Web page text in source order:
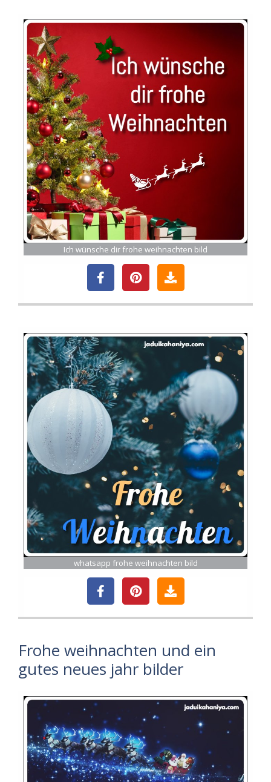
Ich wünsche dir frohe weihnachten bild
whatsapp frohe weihnachten bild
Frohe weihnachten und ein
gutes neues jahr bilder